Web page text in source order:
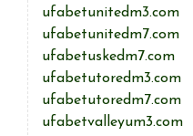
ufabetunitedm3.com
ufabetunitedm7.com
ufabetuskedm7.com
ufabetutoredm3.com
ufabetutoredm7.com
ufabetvalleyum3.com